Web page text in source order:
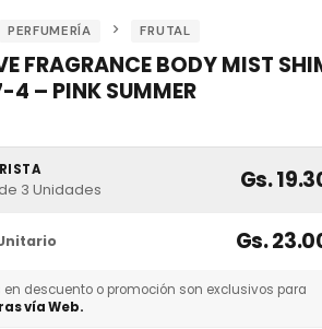
PERFUMERÍA FRUTAL
FRAGRANCE BODY MIST
– PINK SUMMER
3 Unidades Gs.
Gs.
en descuento o promoción son exclusivos para
vía Web.